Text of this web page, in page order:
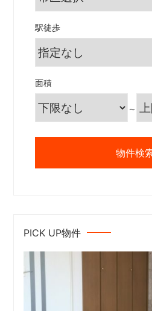
駅徒歩
面積
～
PICK UP物件